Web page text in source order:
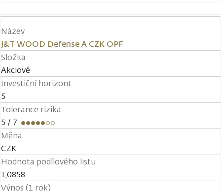
Název
J&T WOOD Defense A CZK OPF
Složka
Akciové
Investiční horizont
5
Tolerance rizika
5 / 7
Měna
CZK
Hodnota podílového listu
1,0858
Výnos (1 rok)